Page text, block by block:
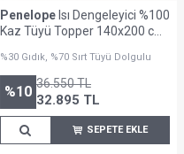
Penelope Isı Dengeleyici %100
Kaz Tüyü Topper 140x200 cm
%30 Gıdık, %70 Sırt Tüyü Dolgulu
%10 36.550TL
32.895 TL
SEPETE EKLE